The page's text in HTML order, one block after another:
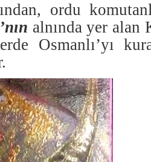
ordu
alnında yer alan
Osmanlı’yı